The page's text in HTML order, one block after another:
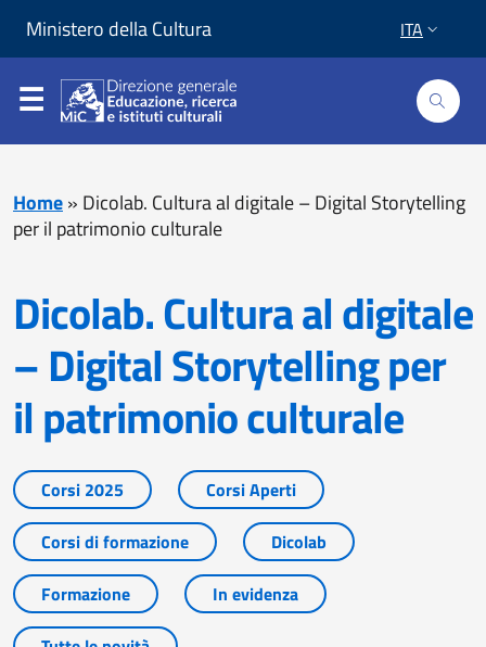
Ministero della Cultura ITA
Home» Dicolab. Cultura al digitale – Digital Storytelling
per il patrimonio culturale
Dicolab. Cultura al digitale
– Digital Storytelling per
il patrimonio culturale
Corsi 2025
Corsi Aperti
Corsi di formazione
Dicolab
Formazione
In evidenza